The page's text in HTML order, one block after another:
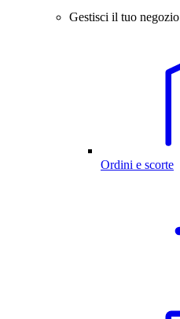
Gestisci il tuo negozio
Ordini e scorte